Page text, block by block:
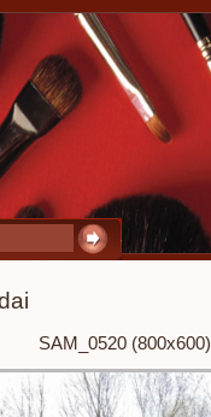
SAM_0520 (800x600)